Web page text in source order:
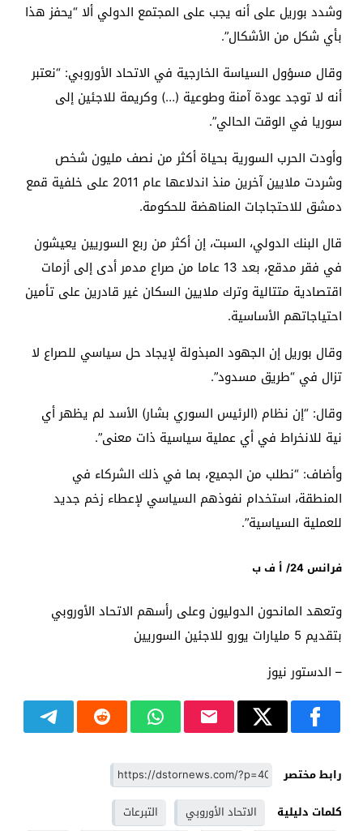
وشدد بوريل على أنه يجب على المجتمع الدولي ألا “يحفز هذا
بأي شكل من الأشكال”.
وقال مسؤول السياسة الخارجية في الاتحاد الأوروبي: “نعتبر
أنه لا توجد عودة آمنة وطوعية (…) وكريمة للاجئين إلى
سوريا في الوقت الحالي”.
وأودت الحرب السورية بحياة أكثر من نصف مليون شخص
وشردت ملايين آخرين منذ اندلاعها عام 2011 على خلفية قمع
دمشق للاحتجاجات المناهضة للحكومة.
قال البنك الدولي، السبت، إن أكثر من ربع السوريين يعيشون
في فقر مدقع، بعد 13 عاما من صراع مدمر أدى إلى أزمات
اقتصادية متتالية وترك ملايين السكان غير قادرين على تأمين
احتياجاتهم الأساسية.
وقال بوريل إن الجهود المبذولة لإيجاد حل سياسي للصراع لا
تزال في “طريق مسدود”.
وقال: “إن نظام (الرئيس السوري بشار) الأسد لم يظهر أي
نية للانخراط في أي عملية سياسية ذات معنى”.
وأضاف: “نطلب من الجميع، بما في ذلك الشركاء في
المنطقة، استخدام نفوذهم السياسي لإعطاء زخم جديد
للعملية السياسية”.
فرانس 24/ أ ف ب
وتعهد المانحون الدوليون وعلى رأسهم الاتحاد الأوروبي
بتقديم 5 مليارات يورو للاجئين السوريين
– الدستور نيوز
رابط مختصر
كلمات دليلية
الاتحاد الأوروبي التبرعات